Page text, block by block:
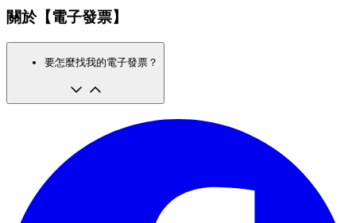
關於【電子發票】
要怎麼找我的電子發票？